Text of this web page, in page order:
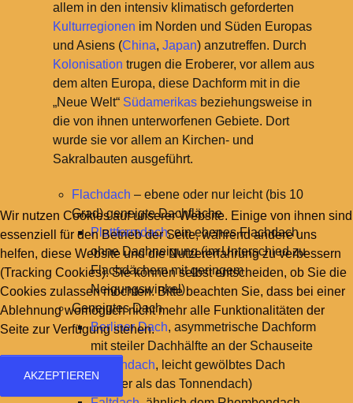
allem in den intensiv klimatisch geforderten
Kulturregionen im Norden und Süden Europas
und Asiens (China, Japan) anzutreffen. Durch
Kolonisation trugen die Eroberer, vor allem aus
dem alten Europa, diese Dachform mit in die
„Neue Welt“ Südamerikasbeziehungsweise in
die von ihnen unterworfenen Gebiete. Dort
wurde sie vor allem an Kirchen- und
Sakralbauten ausgeführt.
Flachdach – ebene oder nur leicht (bis 10
Grad) geneigte Dachfläche
Plattformdach, ein ebenes Flachdach
ohne Dachneigung (im Unterschied zu
Flachdächern mit geringem
Neigungswinkel)
Geneigtes Dach
Berliner Dach, asymmetrische Dachform
mit steiler Dachhälfte an der Schauseite
Bogendach, leicht gewölbtes Dach
(flacher als das Tonnendach)
Wir nutzen Cookies auf unserer Website. Einige von ihnen sind
essenziell für den Betrieb der Seite, während andere uns
helfen, diese Website und die Nutzererfahrung zu verbessern
(Tracking Cookies). Sie können selbst entscheiden, ob Sie die
Cookies zulassen möchten. Bitte beachten Sie, dass bei einer
Ablehnung womöglich nicht mehr alle Funktionalitäten der
Seite zur Verfügung stehen.
AKZEPTIEREN